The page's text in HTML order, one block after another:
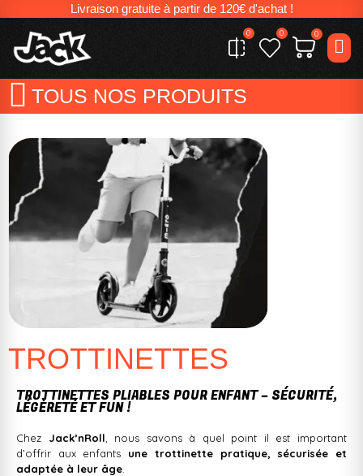
Livraison gratuite à partir de 120€ d'achat !
0 0 0
TOUS NOS PRODUITS
TROTTINETTES
TROTTINETTES PLIABLES POUR ENFANT – SÉCURITÉ,
LÉGÈRETÉ ET FUN !
Chez Jack’nRoll , nous savons à quel point il est important
d’offrir aux enfants une trottinette pratique, sécurisée et
adaptée à leur âge